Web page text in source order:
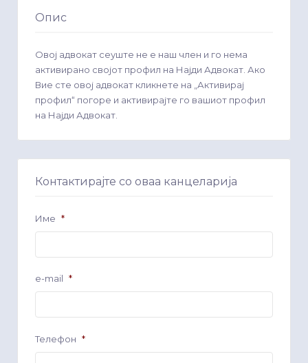
Опис
Овој адвокат сеуште не е наш член и го нема
активирано својот профил на Најди Адвокат. Ако
Вие сте овој адвокат кликнете на „Активирај
профил“ погоре и активирајте го вашиот профил
на Најди Адвокат.
Контактирајте со оваа канцеларија
Име *
e-mail *
Телефон *